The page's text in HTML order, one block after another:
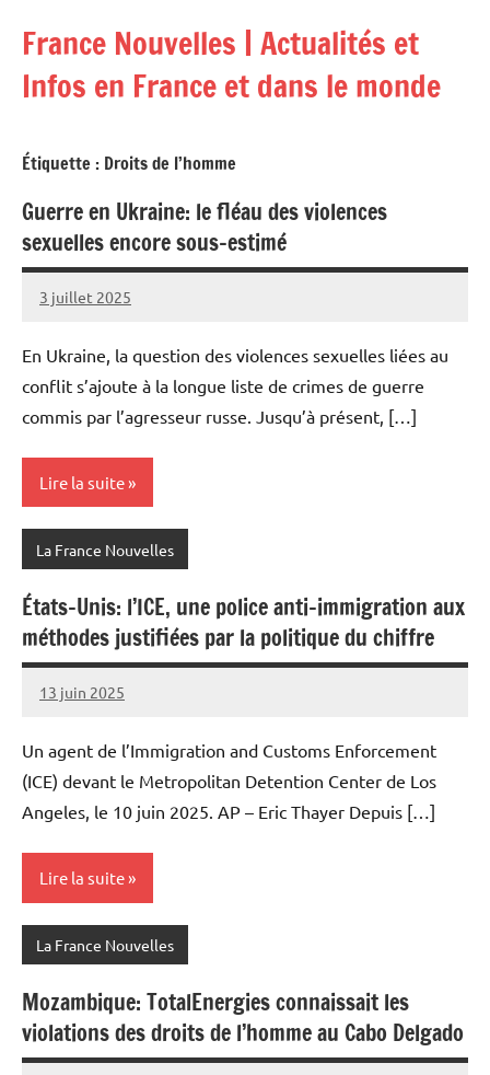
contenu
France Nouvelles | Actualités et
Infos en France et dans le monde
Étiquette : Droits de l’homme
Guerre en Ukraine: le fléau des violences
sexuelles encore sous-estimé
3 juillet 2025
Admins
En Ukraine, la question des violences sexuelles liées au
conflit s’ajoute à la longue liste de crimes de guerre
commis par l’agresseur russe. Jusqu’à présent, […]
Lire la suite
La France Nouvelles
États-Unis: l’ICE, une police anti-immigration aux
méthodes justifiées par la politique du chiffre
13 juin 2025
Admins
Un agent de l’Immigration and Customs Enforcement
(ICE) devant le Metropolitan Detention Center de Los
Angeles, le 10 juin 2025. AP – Eric Thayer Depuis […]
Lire la suite
La France Nouvelles
Mozambique: TotalEnergies connaissait les
violations des droits de l’homme au Cabo Delgado